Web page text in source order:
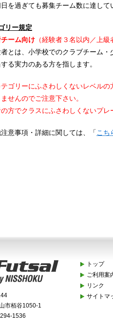
を過ぎても募集チーム数に達して
リー規定
ーム向け （経験者３名以内／上級
とは、小学校でのクラブチーム
る実力のある方を指します。
テゴリーにふさわしくないレベル
せんのでご注意下さい。
方でクラスにふさわしくないプレ
意事項・詳細に関しては、「 こち
市栢谷1050-1
1536
トップ
ご利用案
リンク
サイトマ